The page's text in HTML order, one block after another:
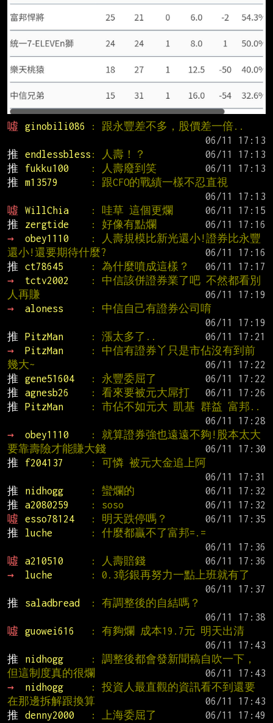
噓 ginobili086
: 跟永豐差不多，股價差一倍..
推
endlessbless : 人壽！？
推
fukku100 : 人壽廢到笑
推
m13579
: 跟CFO的戰績一樣不忍直視
噓
WillChia : 哇草 這個更爛
推
zergtide : 好像有點爛
→
obey1110
: 人壽規模比新光還小!證券比永豐
還小!還要期待什麼?
推
ct78645 : 為什麼噴成這樣？
→
tctv2002
: 中信該併證券業了吧 不然都看別
人再賺
→
aloness
: 中信自己有證券公司唷
推
PitzMan : 漲太多了..
→
PitzMan
: 中信有證券丫只是市佔沒有到前
幾大~
推
gene51604 : 永豐委屈了
推
agnesb26 : 看來要被元大屌打
推
PitzMan
: 市佔不如元大 凱基 群益 富邦..
→
obey1110
: 就算證券強也遠遠不夠!股本太大
要靠壽險才能賺大錢
推
f204137
: 可憐 被元大金追上阿
推
nidhogg : 蠻爛的
推
a2080259 : soso
噓
esso78124 : 明天跌停嗎？
推
luche
: 什麼都贏不了富邦=.=
噓
a210510 : 人壽賠錢
→
luche
: 0.3彰銀再努力一點上班就有了
推
saladbread
: 有調整後的自結嗎？
噓
guowei616
: 有夠爛 成本19.7元 明天出清
推
nidhogg
: 調整後都會發新聞稿自吹一下，
但這制度真的很爛
→
nidhogg
: 投資人最直觀的資訊看不到還要
在那邊拆解跟換算
推
denny2000 : 上海委屈了